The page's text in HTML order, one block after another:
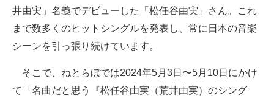
ITの今と未来を見通す
スマホと通信の最新トレンド
好きが集まる 比べて選べる
井由実」名義でデビューした「松任谷由実」さん。これ
まで数多くのヒットシングルを発表し、常に日本の音楽
シーンを引っ張り続けています。
そこで、ねとらぼでは2024年5月3日〜5月10日にかけ
て「名曲だと思う『松任谷由実（荒井由実）のシング